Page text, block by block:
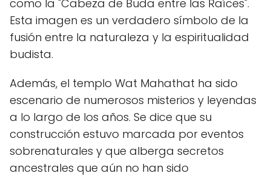
como la "Cabeza de Buda entre las Raíces".
Esta imagen es un verdadero símbolo de la
fusión entre la naturaleza y la espiritualidad
budista.
Además, el templo Wat Mahathat ha sido
escenario de numerosos misterios y leyendas
a lo largo de los años. Se dice que su
construcción estuvo marcada por eventos
sobrenaturales y que alberga secretos
ancestrales que aún no han sido